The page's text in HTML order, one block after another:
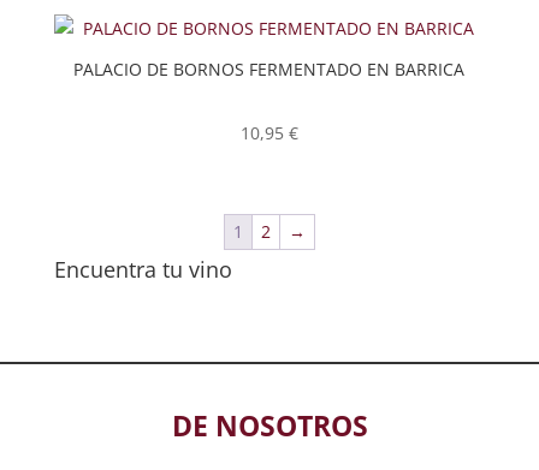
PALACIO DE BORNOS FERMENTADO EN BARRICA
10,95 €
1 2 →
Encuentra tu vino
DE NOSOTROS